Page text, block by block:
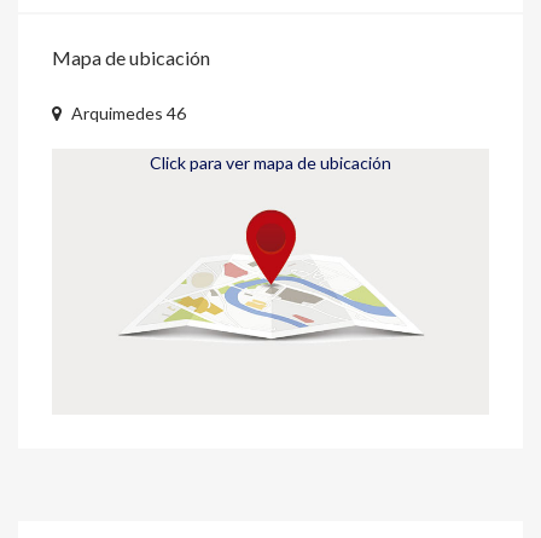
Mapa de ubicación
Arquimedes 46
Click para ver mapa de ubicación